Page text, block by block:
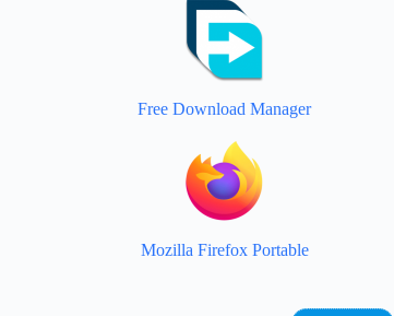
Free Download Manager
Mozilla Firefox Portable